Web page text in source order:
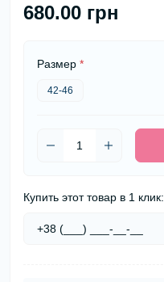
680.00 грн
Размер *
42-46
Купить этот товар в 1 клик: